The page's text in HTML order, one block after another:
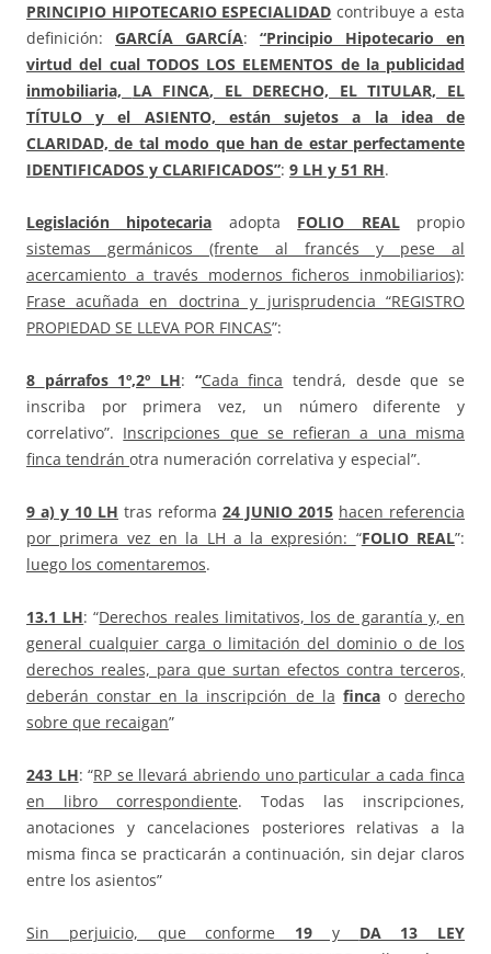
PRINCIPIO HIPOTECARIO ESPECIALIDAD contribuye a esta
definición: GARCÍA GARCÍA: “Principio Hipotecario en
virtud del cual TODOS LOS ELEMENTOS de la publicidad
inmobiliaria, LA FINCA, EL DERECHO, EL TITULAR, EL
TÍTULO y el ASIENTO, están sujetos a la idea de
CLARIDAD, de tal modo que han de estar perfectamente
IDENTIFICADOS y CLARIFICADOS”: 9 LH y 51 RH.
Legislación hipotecaria adopta FOLIO REALpropio
sistemas germánicos (frente al francés y pese al
acercamiento a través modernos ficheros inmobiliarios):
Frase acuñada en doctrina y jurisprudencia “REGISTRO
PROPIEDAD SE LLEVA POR FINCAS”:
8 párrafos 1º,2º LH: “Cada finca tendrá, desde que se
inscriba por primera vez, un número diferente y
correlativo”. Inscripciones que se refieran a una misma
finca tendrán otra numeración correlativa y especial”.
9 a) y 10 LH tras reforma 24 JUNIO 2015 hacen referencia
por primera vez en la LH a la expresión: “FOLIO REAL”:
luego los comentaremos.
13.1 LH: “Derechos reales limitativos, los de garantía y, en
general cualquier carga o limitación del dominio o de los
derechos reales, para que surtan efectos contra terceros,
deberán constar en la inscripción de la fincaoderecho
sobre que recaigan”
243 LH: “RP se llevará abriendo uno particular a cada finca
en libro correspondiente. Todas las inscripciones,
anotaciones y cancelaciones posteriores relativas a la
misma finca se practicarán a continuación, sin dejar claros
entre los asientos”
Sin perjuicio, que conforme 19 y DA 13 LEY